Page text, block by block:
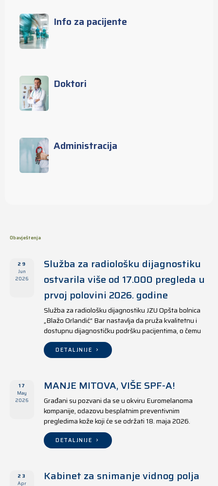
Info za pacijente
Doktori
Administracija
Obavještenja
29
Jun
2026
Služba za radiološku dijagnostiku
ostvarila više od 17.000 pregleda u
prvoj polovini 2026. godine
Služba za radiološku dijagnostiku JZU Opšta bolnica
„Blažo Orlandić“ Bar nastavlja da pruža kvalitetnu i
dostupnu dijagnostičku podršku pacijentima, o čemu
svjedoče i rezultati ostvareni u periodu od 1. januara
do 17. juna 2026. godine.
DETALJNIJE
17
May
2026
MANJE MITOVA, VIŠE SPF-A!
Građani su pozvani da se u okviru Euromelanoma
kompanije, odazovu besplatnim preventivnim
pregledima kože koji će se održati 18. maja 2026.
godine u jedanaest opština širom Crne Gore, kako u
državnim tako i u privatnim zdravstvenim ustanovama.
DETALJNIJE
23
Apr
Kabinet za snimanje vidnog polja